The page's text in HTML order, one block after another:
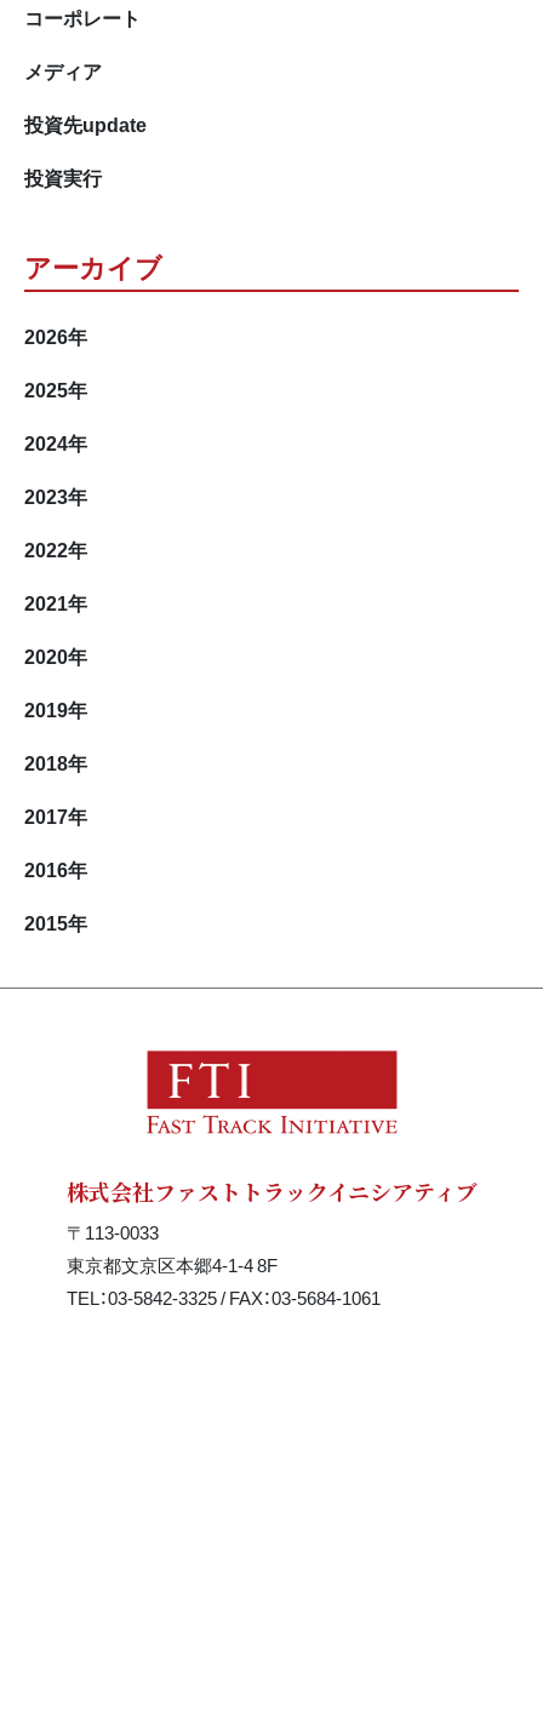
コーポレート
メディア
投資先update
投資実行
アーカイブ
2026年
2025年
2024年
2023年
2022年
2021年
2020年
2019年
2018年
2017年
2016年
2015年
株式会社ファストトラックイニシアティブ
〒113-0033
東京都文京区本郷4-1-4 8F
TEL：03-5842-3325 / FAX：03-5684-1061